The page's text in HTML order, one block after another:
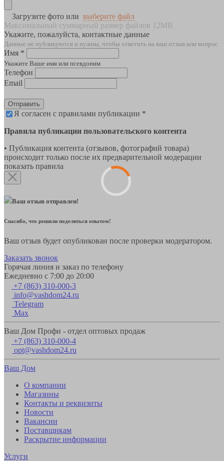
Загрузите фото или выберите файл
Максимальный суммарный размер файлов 12MB
Укажите, пожалуйста, контактные данные
Данные не публикуются и нужны, чтобы ответить на ваш отзыв или вопрос
Имя *
Укажите Ваше имя или псевдоним
Телефон
Email
Отправить
Я согласен с правилами публикации *
Правила публикации пользовательского контента
• Публикация контента (отзывов, фотографий товара)
происходит только после их предварительной модерации
показать правила
Ваш отзыв отправлен!
Спасибо, что решили поделиться опытом!
Ваш отзыв будет опубликован после проверки модератором.
Заказать звонок
Горячая линия и заказ по телефону
Ежедневно с 7:00 до 20:00
+7 (863) 310-000-3
info@vashdom24.ru
Telegram
Max
Ваш Дом Профи - отдел оптовых продаж
+7 (863) 310-000-4
opt@vashdom24.ru
Ваш Дом
О компании
Магазины
Контакты и реквизиты
Новости
Вакансии
Поставщикам
Раскрытие информации
Услуги